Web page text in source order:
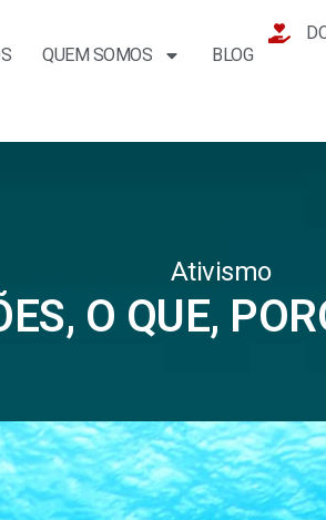
QUEM SOMOS BLOG
Ativismo
O QUE,